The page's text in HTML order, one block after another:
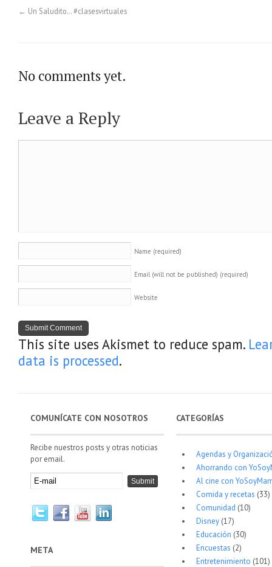
← Un Saludito… #clasesvirtuales
No comments yet.
Leave a Reply
Name (required)
Email (will not be published) (required)
Website
This site uses Akismet to reduce spam.
data is processed.
COMUNÍCATE CON NOSOTROS
Recibe nuestros posts y otras noticias
por email.
META
CATEGORÍAS
Agendas y
Ahorrando con
Al cine con
Comida y recetas (33)
Comunidad (10)
Disney(17)
Educación (30)
Encuestas (2)
Entretenimiento (101)